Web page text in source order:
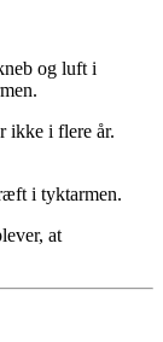
og luft i
ikke i flere år.
i tyktarmen.
at